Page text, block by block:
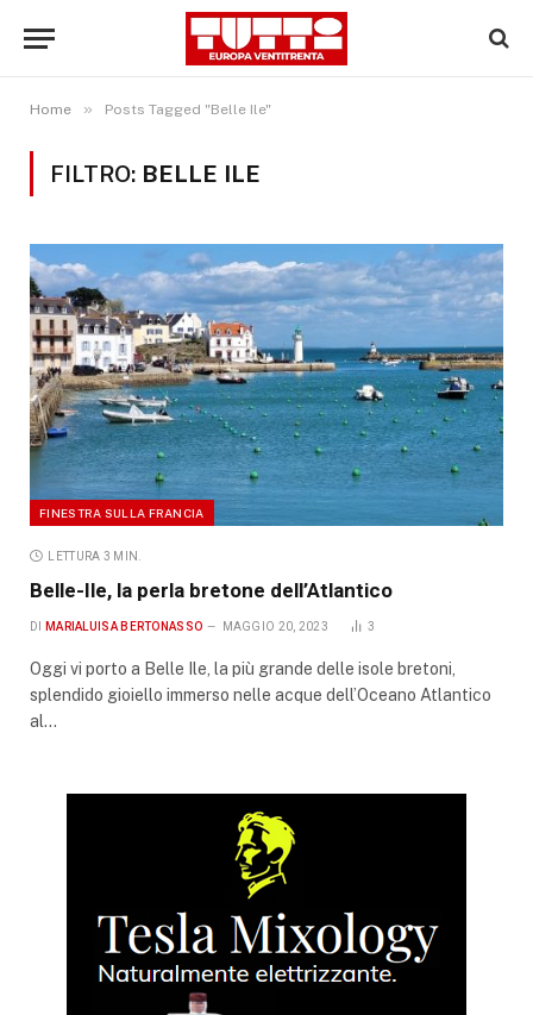
Home » Posts Tagged "Belle Ile"
FILTRO: BELLE ILE
FINESTRA SULLA FRANCIA
LETTURA 3 MIN.
Belle-Ile, la perla bretone dell’Atlantico
DI MARIALUISA BERTONASSO MAGGIO 20, 2023 3
Oggi vi porto a Belle Ile, la più grande delle isole bretoni,
splendido gioiello immerso nelle acque dell’Oceano Atlantico
al…